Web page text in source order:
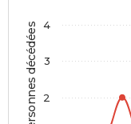
Personnes décédées 2
3
4